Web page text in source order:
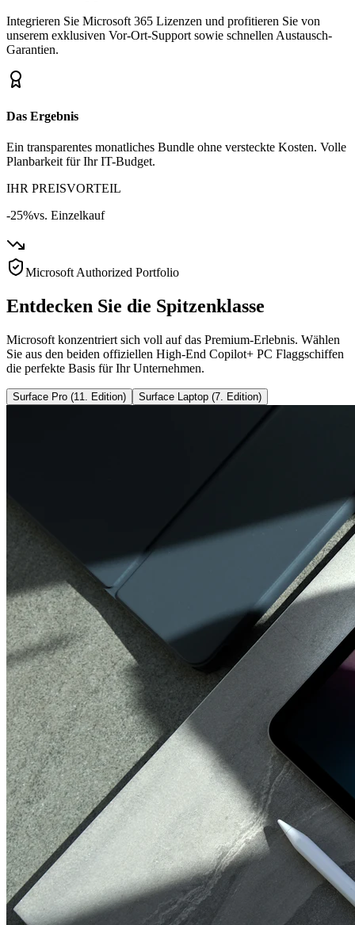
Integrieren Sie Microsoft 365 Lizenzen und profitieren Sie von
unserem exklusiven Vor-Ort-Support sowie schnellen Austausch-
Garantien.
Das Ergebnis
Ein transparentes monatliches Bundle ohne versteckte Kosten. Volle
Planbarkeit für Ihr IT-Budget.
IHR PREISVORTEIL
-25%vs. Einzelkauf
Microsoft Authorized Portfolio
Entdecken Sie die Spitzenklasse
Microsoft konzentriert sich voll auf das Premium-Erlebnis. Wählen
Sie aus den beiden offiziellen High-End Copilot+ PC Flaggschiffen
die perfekte Basis für Ihr Unternehmen.
Surface Pro (11. Edition) Surface Laptop (7. Edition)